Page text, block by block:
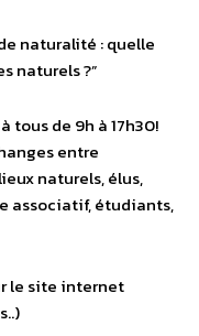
naturalité : quelle
naturels ?”
tous de 9h à 17h30!
entre
naturels, élus,
associatif, étudiants,
le site internet